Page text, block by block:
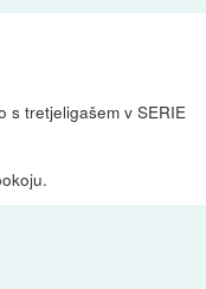
s tretjeligašem v SERIE